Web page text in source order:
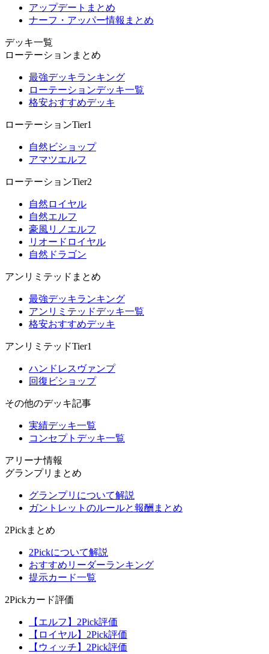
アップデートまとめ
ナーフ・アッパー情報まとめ
デッキ一覧
ローテーションまとめ
最強デッキランキング
ローテーションデッキ一覧
格安おすすめデッキ
ローテーションTier1
自然ビショップ
アマツエルフ
ローテーションTier2
自然ロイヤル
自然エルフ
豪風リノエルフ
リオードロイヤル
自然ドラゴン
アンリミテッドまとめ
最強デッキランキング
アンリミテッドデッキ一覧
格安おすすめデッキ
アンリミテッドTier1
ハンドレスヴァンプ
回復ビショップ
その他のデッキ記事
実績デッキ一覧
コンセプトデッキ一覧
アリーナ情報
グランプリまとめ
グランプリについて解説
ガントレットのルールと報酬まとめ
2Pickまとめ
2Pickについて解説
おすすめリーダーランキング
提示カード一覧
2Pickカード評価
【エルフ】2Pick評価
【ロイヤル】2Pick評価
【ウィッチ】2Pick評価